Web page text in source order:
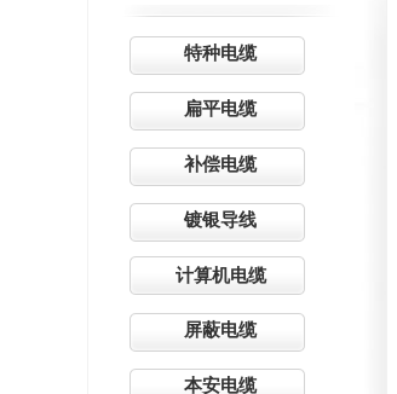
特种电缆
扁平电缆
补偿电缆
镀银导线
计算机电缆
屏蔽电缆
本安电缆